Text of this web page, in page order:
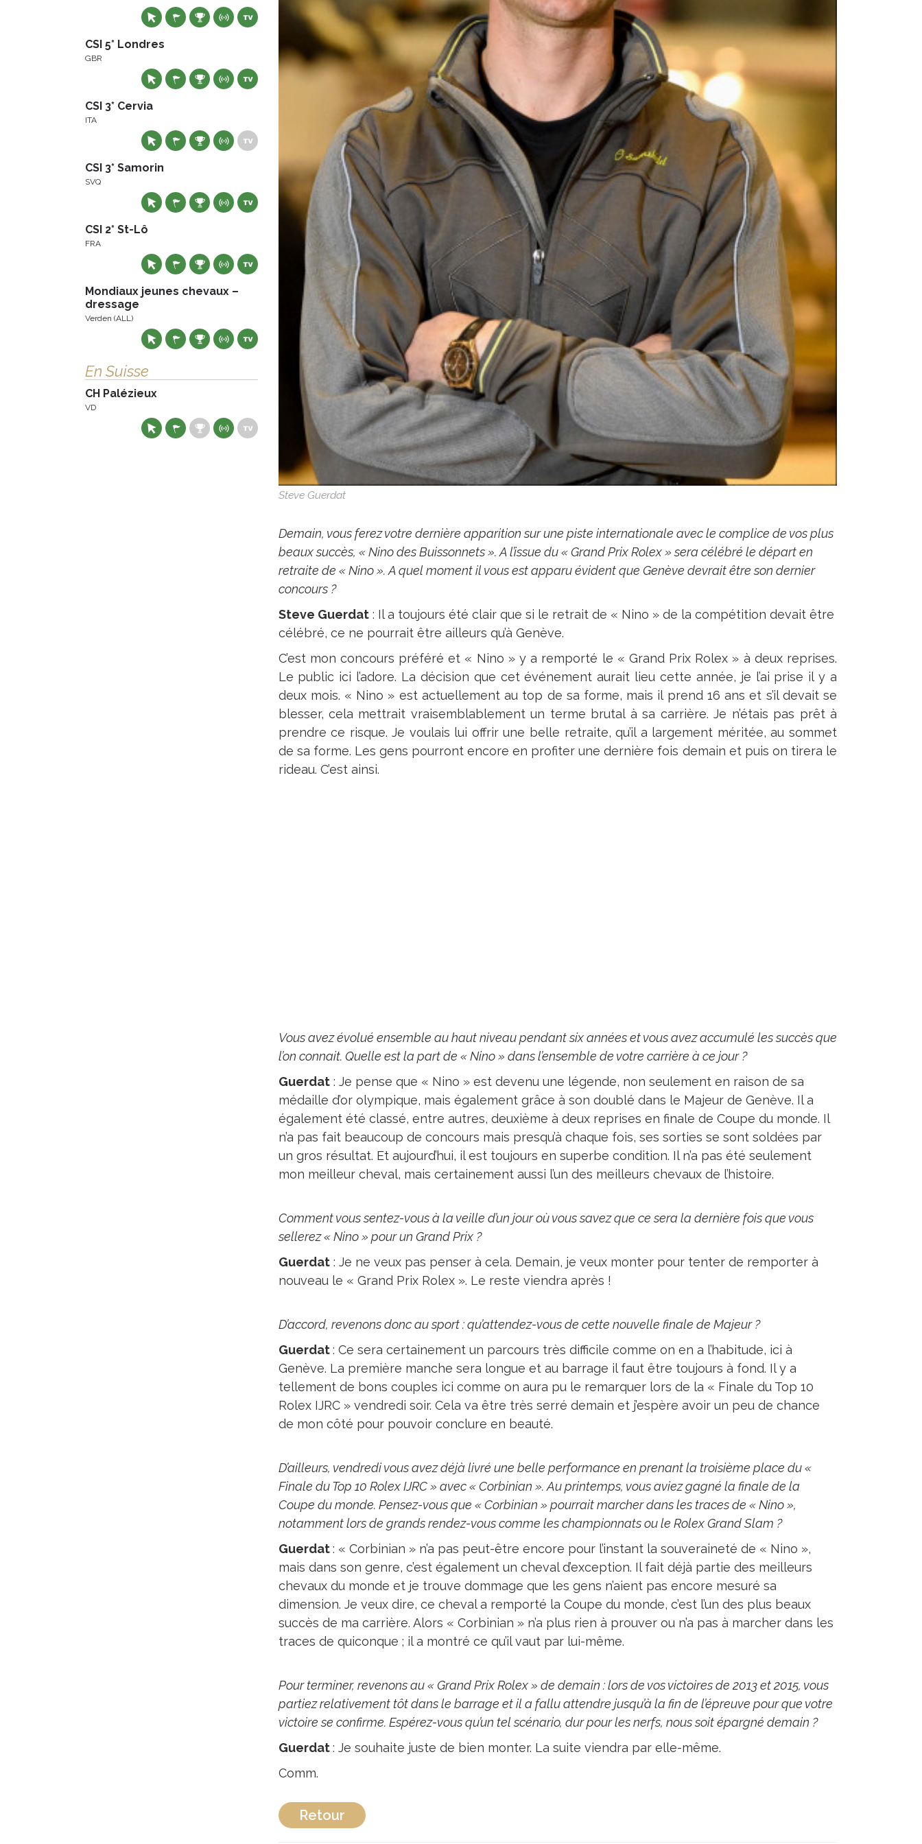
Steve Guerdat
Demain, vous ferez votre dernière apparition sur une piste internationale avec le complice de vos plus
beaux succès, « Nino des Buissonnets ». A l’issue du « Grand Prix Rolex » sera célébré le départ en
retraite de « Nino ». A quel moment il vous est apparu évident que Genève devrait être son dernier
concours ?
Steve Guerdat: Il a toujours été clair que si le retrait de « Nino » de la compétition devait être
célébré, ce ne pourrait être ailleurs qu’à Genève.
C’est mon concours préféré et « Nino » y a remporté le « Grand Prix Rolex » à deux reprises.
Le public ici l’adore. La décision que cet événement aurait lieu cette année, je l’ai prise il y a
deux mois. « Nino » est actuellement au top de sa forme, mais il prend 16 ans et s’il devait se
blesser, cela mettrait vraisemblablement un terme brutal à sa carrière. Je n’étais pas prêt à
prendre ce risque. Je voulais lui offrir une belle retraite, qu’il a largement méritée, au sommet
de sa forme. Les gens pourront encore en profiter une dernière fois demain et puis on tirera le
rideau. C’est ainsi.
Vous avez évolué ensemble au haut niveau pendant six années et vous avez accumulé les succès que
l’on connait. Quelle est la part de « Nino » dans l’ensemble de votre carrière à ce jour ?
Guerdat: Je pense que « Nino » est devenu une légende, non seulement en raison de sa
médaille d’or olympique, mais également grâce à son doublé dans le Majeur de Genève. Il a
également été classé, entre autres, deuxième à deux reprises en finale de Coupe du monde. Il
n’a pas fait beaucoup de concours mais presqu’à chaque fois, ses sorties se sont soldées par
un gros résultat. Et aujourd’hui, il est toujours en superbe condition. Il n’a pas été seulement
mon meilleur cheval, mais certainement aussi l’un des meilleurs chevaux de l’histoire.
Comment vous sentez-vous à la veille d’un jour où vous savez que ce sera la dernière fois que vous
sellerez « Nino » pour un Grand Prix ?
Guerdat: Je ne veux pas penser à cela. Demain, je veux monter pour tenter de remporter à
nouveau le « Grand Prix Rolex ». Le reste viendra après !
D’accord, revenons donc au sport : qu’attendez-vous de cette nouvelle finale de Majeur ?
Guerdat: Ce sera certainement un parcours très difficile comme on en a l’habitude, ici à
Genève. La première manche sera longue et au barrage il faut être toujours à fond. Il y a
tellement de bons couples ici comme on aura pu le remarquer lors de la « Finale du Top 10
Rolex IJRC » vendredi soir. Cela va être très serré demain et j’espère avoir un peu de chance
de mon côté pour pouvoir conclure en beauté.
D’ailleurs, vendredi vous avez déjà livré une belle performance en prenant la troisième place du «
Finale du Top 10 Rolex IJRC » avec « Corbinian ». Au printemps, vous aviez gagné la finale de la
Coupe du monde. Pensez-vous que « Corbinian » pourrait marcher dans les traces de « Nino »,
notamment lors de grands rendez-vous comme les championnats ou le Rolex Grand Slam ?
Guerdat: « Corbinian » n’a pas peut-être encore pour l’instant la souveraineté de « Nino »,
mais dans son genre, c’est également un cheval d’exception. Il fait déjà partie des meilleurs
chevaux du monde et je trouve dommage que les gens n’aient pas encore mesuré sa
dimension. Je veux dire, ce cheval a remporté la Coupe du monde, c’est l’un des plus beaux
succès de ma carrière. Alors « Corbinian » n’a plus rien à prouver ou n’a pas à marcher dans les
traces de quiconque ; il a montré ce qu’il vaut par lui-même.
Pour terminer, revenons au « Grand Prix Rolex » de demain : lors de vos victoires de 2013 et 2015, vous
partiez relativement tôt dans le barrage et il a fallu attendre jusqu’à la fin de l’épreuve pour que votre
victoire se confirme. Espérez-vous qu’un tel scénario, dur pour les nerfs, nous soit épargné demain ?
Guerdat: Je souhaite juste de bien monter. La suite viendra par elle-même.
Comm.
Retour
CSI 5* Londres
GBR
CSI 3* Cervia
ITA
CSI 3* Samorin
SVQ
CSI 2* St-Lô
FRA
Mondiaux jeunes chevaux –
dressage
Verden (ALL)
En Suisse
CH Palézieux
VD